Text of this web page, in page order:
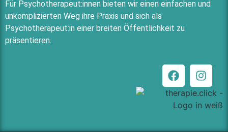
Für Psychotherapeut:innen bieten wir einen einfachen und
unkomplizierten Weg ihre Praxis und sich als
Psychotherapeut:in einer breiten Öffentlichkeit zu
präsentieren.